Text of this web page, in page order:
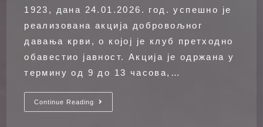
1923, дана 24.01.2026. год. успешно је
реализована акција добровољног
давања крви, о којој је клуб претходно
обавестио јавност. Акција је одржана у
термину од 9 до 13 часова,…
Continue Reading
Добровољно
Давање